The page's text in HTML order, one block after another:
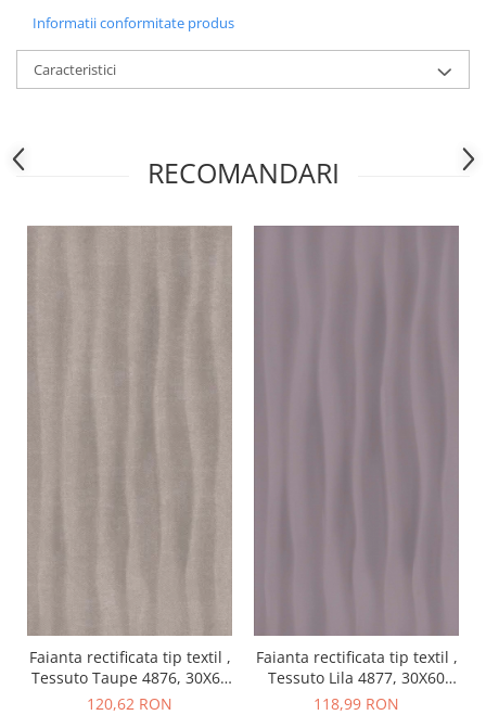
Informatii conformitate produs
Caracteristici
RECOMANDARI
Faianta rectificata tip textil ,
Tessuto Taupe 4876, 30X60
cm, maro
120,62 RON
Faianta rectificata tip textil ,
Tessuto Lila 4877, 30X60
cm, lila
118,99 RON